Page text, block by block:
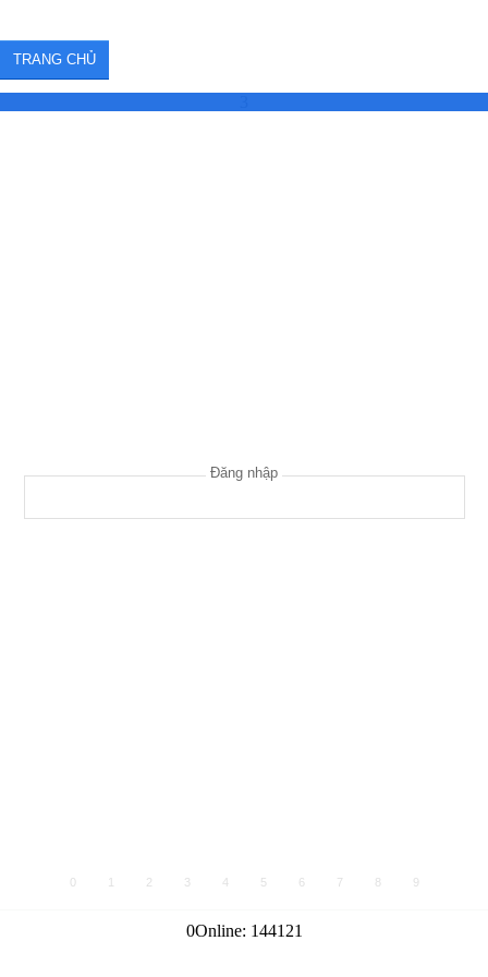
TRANG CHỦ
Đăng nhập
0 1 2 3 4 5 6 7 8 9
0Online: 144121